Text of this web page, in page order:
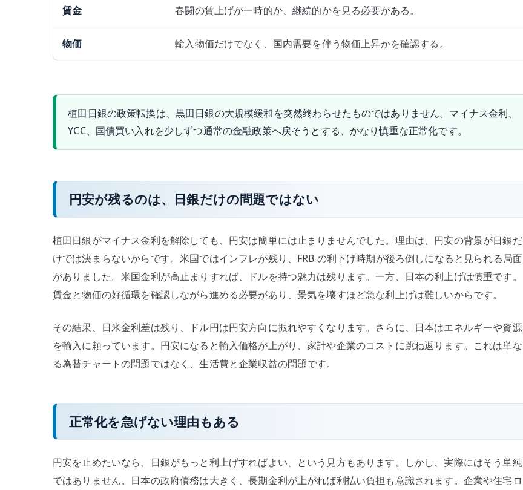
賃金 春闘の賃上げが一時的か、継続的かを見る必要がある。
物価 輸入物価だけでなく、国内需要を伴う物価上昇かを確認する。
植田日銀の政策転換は、黒田日銀の大規模緩和を突然終わらせたものではありません。マイナス金利、
YCC、国債買い入れを少しずつ通常の金融政策へ戻そうとする、かなり慎重な正常化です。
円安が残るのは、日銀だけの問題ではない
植田日銀がマイナス金利を解除しても、円安は簡単には止まりませんでした。理由は、円安の背景が日銀だ
けでは決まらないからです。米国ではインフレが残り、FRB の利下げ時期が後ろ倒しになると見られる局面
がありました。米国金利が高止まりすれば、ドルを持つ魅力は残ります。一方、日本の利上げは慎重です。
賃金と物価の好循環を確認しながら進める必要があり、景気を壊すほど急な利上げは難しいからです。
その結果、日米金利差は残り、ドル円は円安方向に振れやすくなります。さらに、日本はエネルギーや資源
を輸入に頼っています。円安になると輸入価格が上がり、家計や企業のコストに跳ね返ります。これは単な
る為替チャートの問題ではなく、生活費と企業収益の問題です。
正常化を急げない理由もある
円安を止めたいなら、日銀がもっと利上げすればよい、という見方もあります。しかし、実際にはそう単純
ではありません。日本の政府債務は大きく、長期金利が上がれば利払い負担も意識されます。企業や住宅ロ